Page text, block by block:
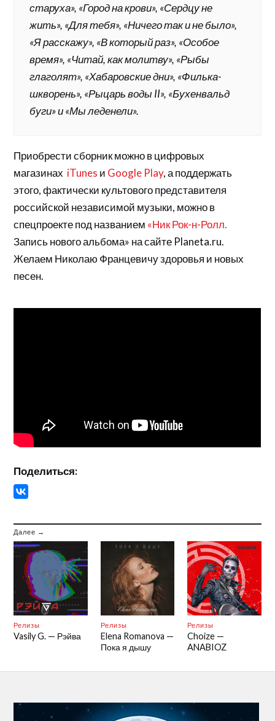
старуха», «Город на крови», «Сердцу не
жить», «Для тебя», «Ничего так и не было»,
«Я расскажу», «В который раз», «Особое
время», «Читай, как молитву», «Рыбы
глаголят», «Хабаровские дни», «Филька-
шкворень», «Рыцарь воды II», «Бухенвальд
буги» и «Мы леденели».
Приобрести сборник можно в цифровых
магазинах iTunes и Google Play, а поддержать
этого, фактически культового представителя
российской независимой музыки, можно в
спецпроекте под названием «Ник Рок-н-Ролл.
Запись нового альбома» на сайте Planeta.ru.
Желаем Николаю Францевичу здоровья и новых
песен.
Поделиться:
Далее →
Релизы
Vasily G. — Рэйва
Релизы
Elena Romanova —
Пока я дышу
Релизы
Choize —
ANABIOZ